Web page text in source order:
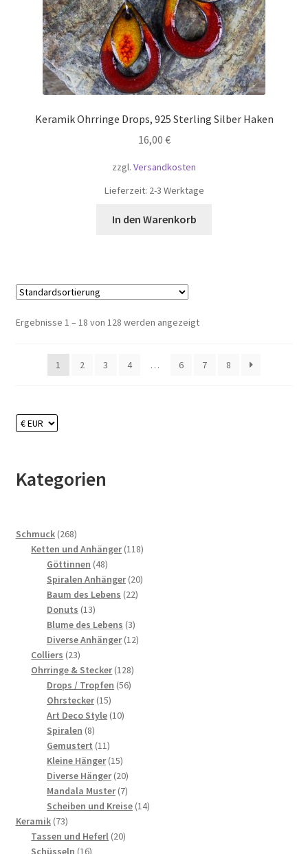
Keramik Ohrringe Drops, 925 Sterling Silber Haken
16,00 €
zzgl. Versandkosten
Lieferzeit: 2-3 Werktage
In den Warenkorb
Ergebnisse 1 – 18 von 128 werden angezeigt
1 2 3 4 … 6 7 8
Kategorien
Schmuck 268268
Produkte
Ketten und Anhänger 118118
Göttinnen 4848
Produkte
Spiralen Anhänger 2020
Baum des Lebens 2222
Donuts 1313
Produkte
Blume des Lebens 33
Produkte
Diverse Anhänger 1212
Colliers 2323
Produkte
Ohrringe & Stecker 128128
Drops / Tropfen 5656
Ohrstecker 1515
Produkte
Art Deco Style 1010
Spiralen 88
Produkte
Gemustert 1111
Produkte
Kleine Hänger 1515
Produkte
Diverse Hänger 2020
Produkte
Mandala Muster 77
Produkte
Scheiben und Kreise 1414
Keramik 7373
Produkte
Tassen und Heferl 2020
Schüsseln 1616